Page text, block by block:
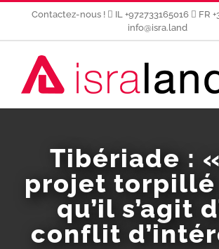
Contactez-nous ! IL +972733165016 FR
info@isra.land
Tibériade :
projet torpillé
qu’il s’agit
conflit